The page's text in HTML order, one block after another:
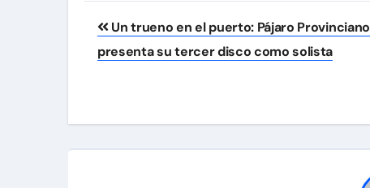
Navegación
de
Un trueno en el puerto: Pájaro Provinciano
presenta su tercer disco como solista